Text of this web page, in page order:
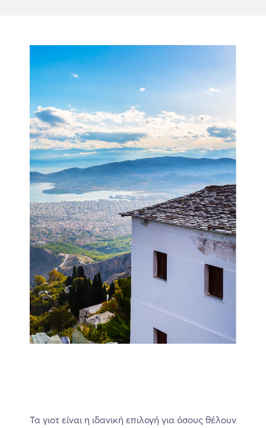
Τα γιοτ είναι η ιδανική επιλογή για όσους θέλουν